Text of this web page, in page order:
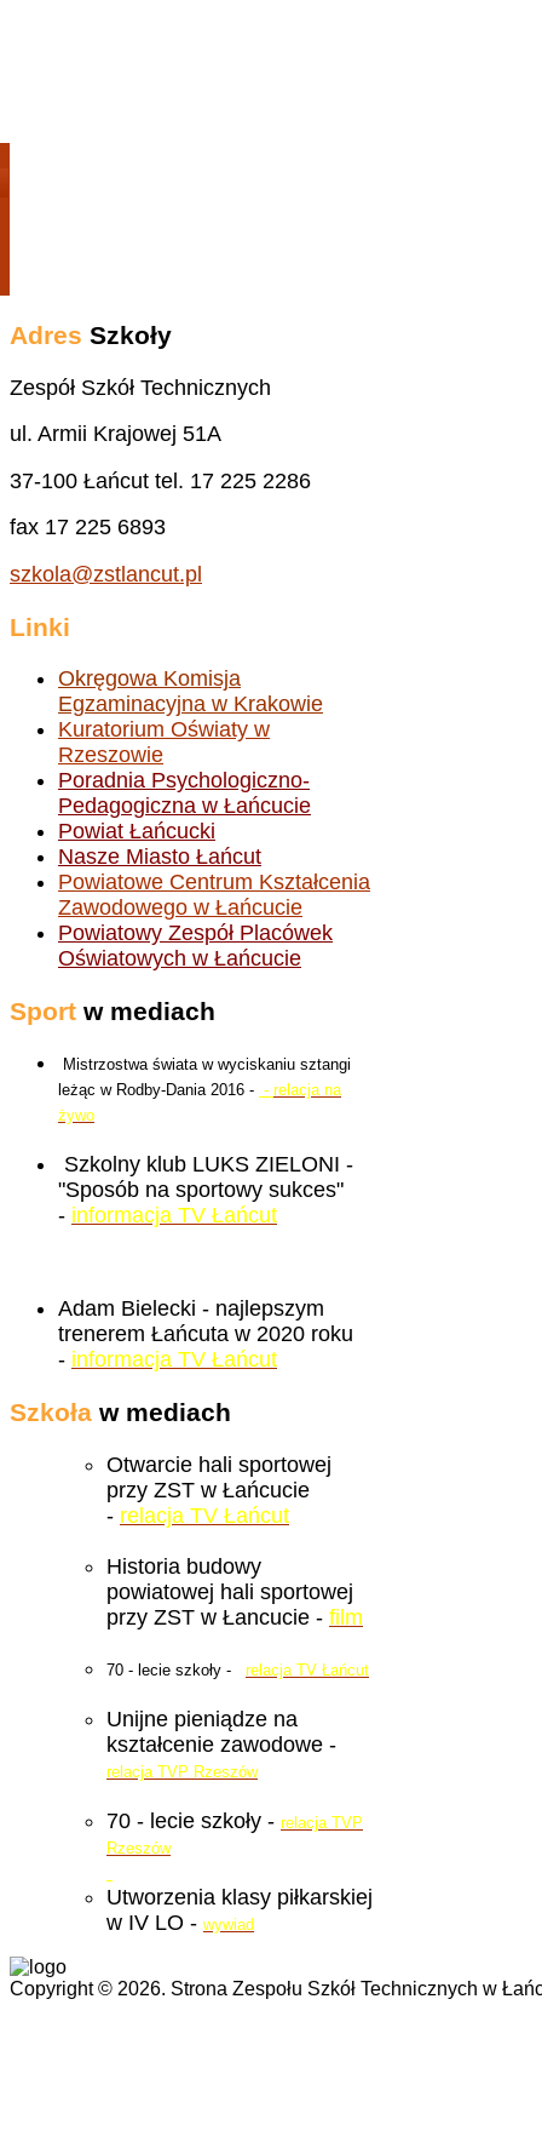
Adres Szkoły
Zespół Szkół Technicznych
ul. Armii Krajowej 51A
37-100 Łańcut tel. 17 225 2286
fax 17 225 6893
szkola@zstlancut.pl
Linki
Okręgowa Komisja
Egzaminacyjna w Krakowie
Kuratorium Oświaty w
Rzeszowie
Poradnia Psychologiczno-
Pedagogiczna w Łańcucie
Powiat Łańcucki
Nasze Miasto Łańcut
Powiatowe Centrum Kształcenia
Zawodowego w Łańcucie
Powiatowy Zespół Placówek
Oświatowych w Łańcucie
Sport w mediach
Mistrzostwa świata w wyciskaniu sztangi
leżąc w Rodby-Dania 2016 - - relacja na
żywo
Szkolny klub LUKS ZIELONI -
"Sposób na sportowy sukces"
- informacja TV Łańcut
Adam Bielecki - najlepszym
trenerem Łańcuta w 2020 roku
- informacja TV Łańcut
Szkoła w mediach
Otwarcie hali sportowej
przy ZST w Łańcucie
- relacja TV Łańcut
Historia budowy
powiatowej hali sportowej
przy ZST w Łancucie - film
70 - lecie szkoły - relacja TV Łańcut
Unijne pieniądze na
kształcenie zawodowe -
relacja TVP Rzeszów
70 - lecie szkoły - relacja TVP
Rzeszów
Utworzenia klasy piłkarskiej
w IV LO - wywiad
Copyright © 2026. Strona Zespołu Szkół Technicznych w